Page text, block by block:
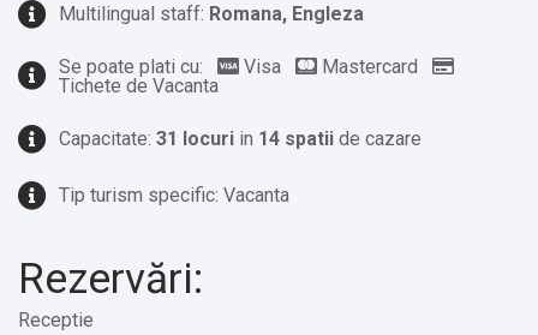
Multilingual staff: Romana, Engleza
Se poate plati cu: Visa
Mastercard
Tichete de Vacanta
Capacitate: 31 locuri in 14 spatii de cazare
Tip turism specific: Vacanta
Rezervări:
Receptie